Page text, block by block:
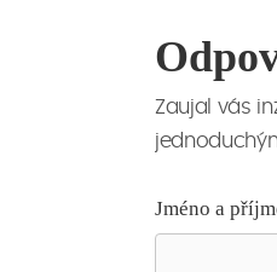
Zaujal vás
Jméno a